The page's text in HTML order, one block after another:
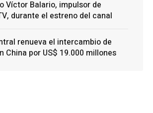
Víctor Balario, impulsor de
durante el estreno del canal
renueva el intercambio de
China por US$ 19.000 millones